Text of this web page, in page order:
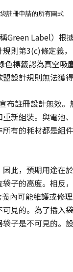
註冊申請的所有圖式
Green Label）
則第3(c)條定義
色標籤認為真空
設計規則無法獲得
布註冊設計無效
新組裝。與電池
有的耗材都是組
此，預期用途在
子的高度。相反
內可能維護或修
見的。為了插入
子是不可見的。